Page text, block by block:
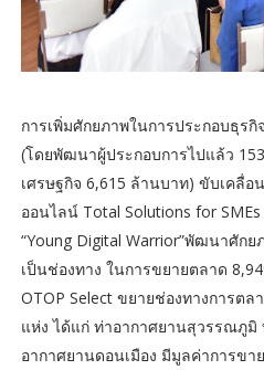
การเพิ่มศักยภาพในการประกอบธุรกิ
(โดยพัฒนาผู้ประกอบการไปแล้ว
เศรษฐกิจ 6,615 ล้านบาท) ขับเคลื่อ
ออนไลน์ Total Solutions for
“Young Digital Warrior”พัฒนาศัก
เป็นช่องทาง ในการขยายตลาด
OTOP Select ขยายช่องทางการต
แห่ง ได้แก่ ท่าอากาศยานสุวรรณภูมิ
อากาศยานดอนเมือง มีมูลค่าการขา